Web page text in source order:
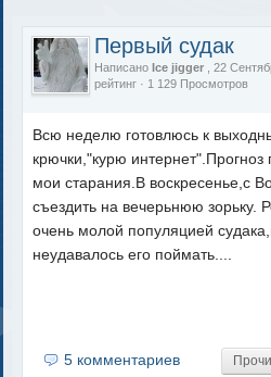
Первый судак
НаписаноIce jigger , 22
рейтинг · 1 129 Просмотров
Всю неделю готовлюсь к
крючки,"курю интернет".Прогноз
мои старания.В воскресенье,с
съездить на вечерьнюю зорьку.
очень молой популяцией
неудавалось его поймать....
5 комментариев